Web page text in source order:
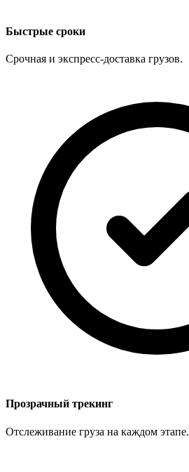
Быстрые сроки
Срочная и экспресс-доставка грузов.
Прозрачный трекинг
Отслеживание груза на каждом этапе.